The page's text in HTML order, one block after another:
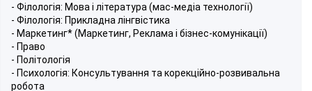
- Філологія: Мова і література (мас-медіа технології)
- Філологія: Прикладна лінгвістика
- Маркетинг* (Маркетинг, Реклама і бізнес-комунікації)
- Право
- Політологія
- Психологія: Консультування та корекційно-розвивальна
робота